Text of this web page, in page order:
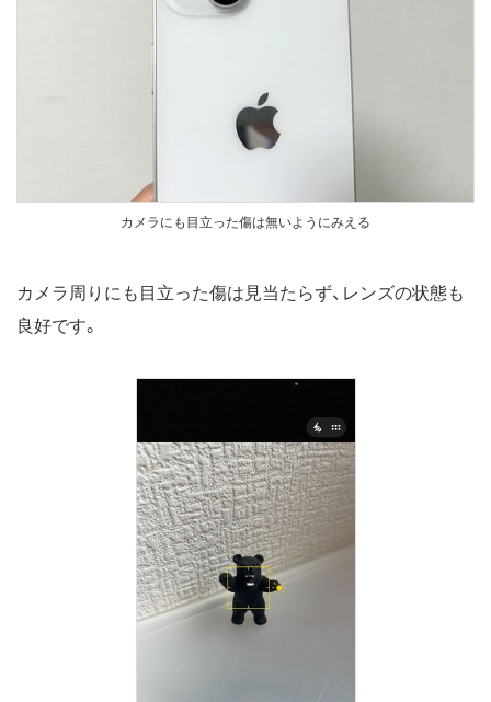
カメラにも目立った傷は無いようにみえる
カメラ周りにも目立った傷は見当たらず、レンズの状態も
良好です。